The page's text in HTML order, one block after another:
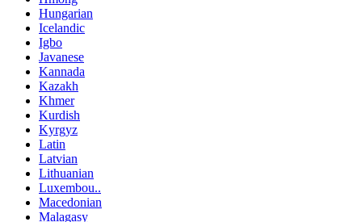
Hungarian
Icelandic
Igbo
Javanese
Kannada
Kazakh
Khmer
Kurdish
Kyrgyz
Latin
Latvian
Lithuanian
Luxembou..
Macedonian
Malagasy